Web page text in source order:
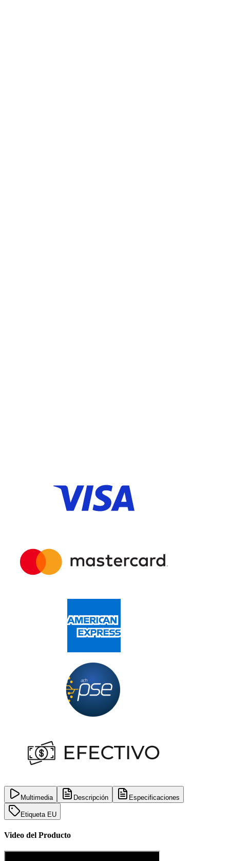
Multimedia Descripción Especificaciones
Etiqueta EU
Video del Producto